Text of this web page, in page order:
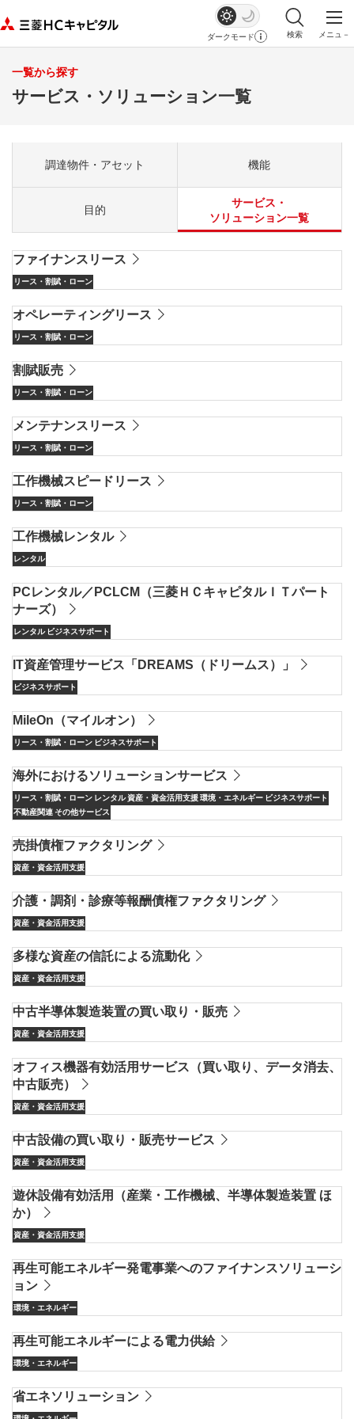
ダークモード
検索
メニュ－
一覧から探す
サービス・ソリューション一覧
調達物件・アセット 機能
目的
サービス・
ソリューション一覧
ファイナンスリース
リース・割賦・ローン
オペレーティングリース
リース・割賦・ローン
割賦販売
リース・割賦・ローン
メンテナンスリース
リース・割賦・ローン
工作機械スピードリース
リース・割賦・ローン
工作機械レンタル
レンタル
PCレンタル／PCLCM（三菱ＨＣキャピタルＩＴパート
ナーズ）
レンタル ビジネスサポート
IT資産管理サービス「DREAMS（ドリームス）」
ビジネスサポート
MileOn（マイルオン）
リース・割賦・ローン ビジネスサポート
海外におけるソリューションサービス
リース・割賦・ローン レンタル資産・資金活用支援環境・エネルギー ビジネスサポート
不動産関連その他サービス
売掛債権ファクタリング
資産・資金活用支援
介護・調剤・診療等報酬債権ファクタリング
資産・資金活用支援
多様な資産の信託による流動化
資産・資金活用支援
中古半導体製造装置の買い取り・販売
資産・資金活用支援
オフィス機器有効活用サービス（買い取り、データ消去、
中古販売）
資産・資金活用支援
中古設備の買い取り・販売サービス
資産・資金活用支援
遊休設備有効活用（産業・工作機械、半導体製造装置 ほ
か）
資産・資金活用支援
再生可能エネルギー発電事業へのファイナンスソリューシ
ョン
環境・エネルギー
再生可能エネルギーによる電力供給
環境・エネルギー
省エネソリューション